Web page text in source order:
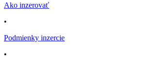
Ako inzerovať
•
Podmienky inzercie
•